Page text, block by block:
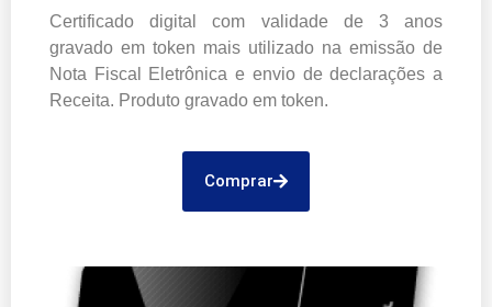
Certificado digital com validade de 3 anos
gravado em token mais utilizado na emissão de
Nota Fiscal Eletrônica e envio de declarações a
Receita. Produto gravado em token.
Comprar